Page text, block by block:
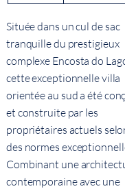
Située dans un cul de sac
tranquille du prestigieux
complexe Encosta do
cette exceptionnelle villa
orientée au sud a été
et construite par les
propriétaires actuels
des normes
Combinant une
contemporaine avec une